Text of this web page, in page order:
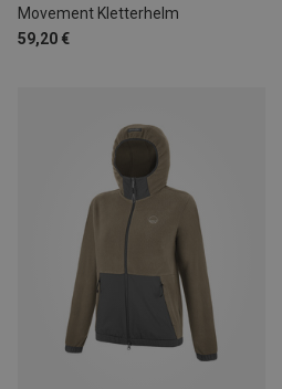
Movement Kletterhelm
59,20 €